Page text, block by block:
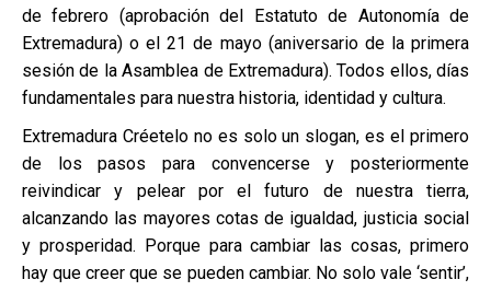
de febrero (aprobación del Estatuto de Autonomía de
Extremadura) o el 21 de mayo (aniversario de la primera
sesión de la Asamblea de Extremadura). Todos ellos, días
fundamentales para nuestra historia, identidad y cultura.
Extremadura Créetelo no es solo un slogan, es el primero
de los pasos para convencerse y posteriormente
reivindicar y pelear por el futuro de nuestra tierra,
alcanzando las mayores cotas de igualdad, justicia social
y prosperidad. Porque para cambiar las cosas, primero
hay que creer que se pueden cambiar. No solo vale ‘sentir’,